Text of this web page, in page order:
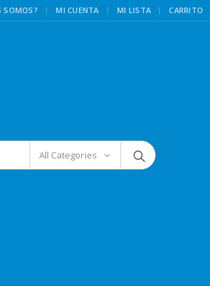
SOMOS? MI CUENTA MI LISTA CARRITO
All Categories